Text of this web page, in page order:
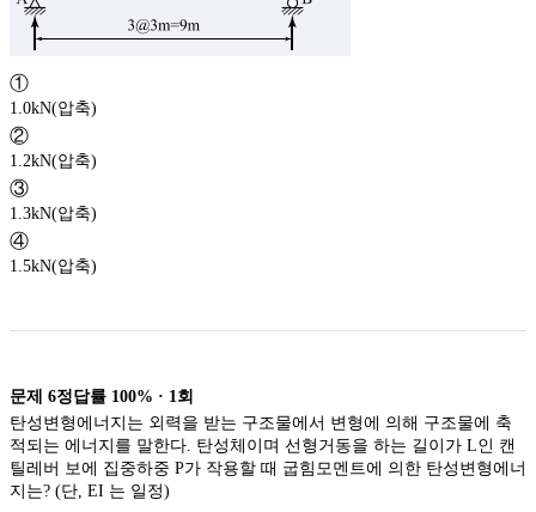
①
1.0kN(압축)
②
1.2kN(압축)
③
1.3kN(압축)
④
1.5kN(압축)
문제 6정답률 100% · 1회
탄성변형에너지는 외력을 받는 구조물에서 변형에 의해 구조물에 축
적되는 에너지를 말한다. 탄성체이며 선형거동을 하는 길이가 L인 캔
틸레버 보에 집중하중 P가 작용할 때 굽힘모멘트에 의한 탄성변형에너
지는? (단, EI 는 일정)